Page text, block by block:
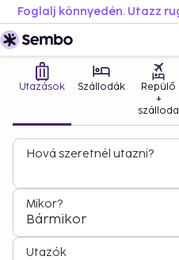
Utazások Szállodák
Repülő
+
szálloda
Hová szeretnél utazni?
Mikor?
Bármikor
Utazók